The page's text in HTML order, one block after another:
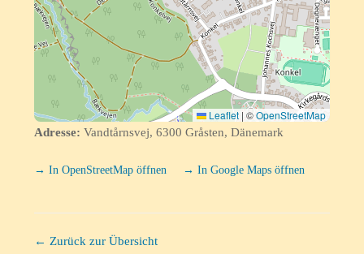
Leaflet | ©OpenStreetMap
Adresse: Vandtårnsvej, 6300 Gråsten, Dänemark
→ In OpenStreetMap öffnen → In Google Maps öffnen
← Zurück zur Übersicht